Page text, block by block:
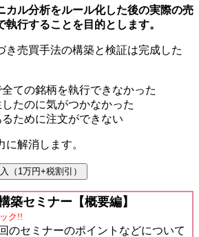
カル分析をルール化した後の実際の売
行することを目的とします。
き売買手法の構築と検証は完成した
ての銘柄を執行できなかった
たのに気がつかなかった
ために注文ができない
解消します。
築セミナー【概要編】
ク!!
のセミナーのポイントなどについて